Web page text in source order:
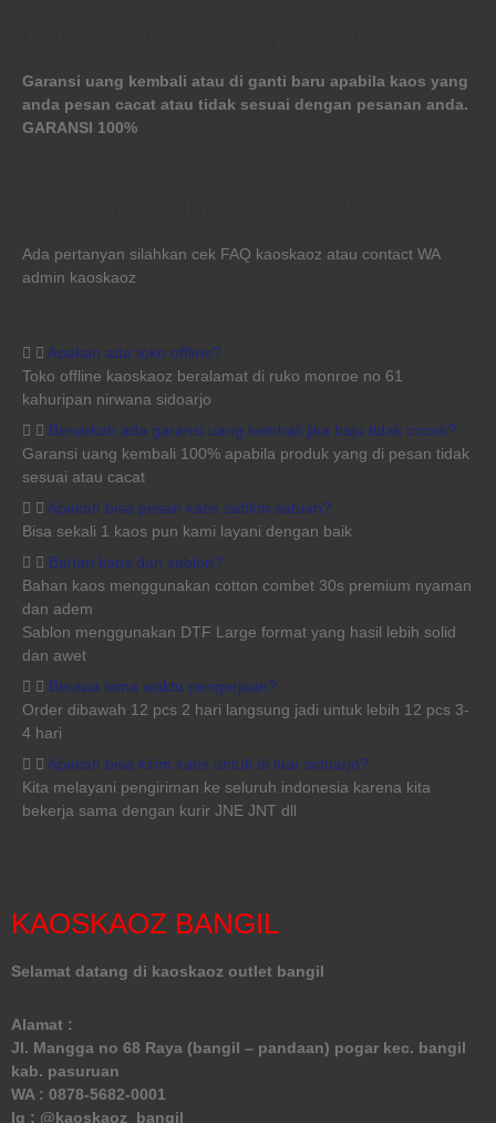
Garansi uang kembali atau di ganti baru apabila kaos yang
anda pesan cacat atau tidak sesuai dengan pesanan anda.
GARANSI 100%
Ada pertanyan silahkan cek FAQ kaoskaoz atau contact WA
admin kaoskaoz
Apakah ada toko offline?
Toko offline kaoskaoz beralamat di ruko monroe no 61
kahuripan nirwana sidoarjo
Benarkah ada garansi uang kembali jika baju tidak cocok?
Garansi uang kembali 100% apabila produk yang di pesan tidak
sesuai atau cacat
Apakah bisa pesan kaos sablon satuan?
Bisa sekali 1 kaos pun kami layani dengan baik
Bahan kaos dan sablon?
Bahan kaos menggunakan cotton combet 30s premium nyaman
dan adem
Sablon menggunakan DTF Large format yang hasil lebih solid
dan awet
Berapa lama waktu pengerjaan?
Order dibawah 12 pcs 2 hari langsung jadi untuk lebih 12 pcs 3-
4 hari
Apakah bisa kirim kaos untuk di luar sidoarjo?
Kita melayani pengiriman ke seluruh indonesia karena kita
bekerja sama dengan kurir JNE JNT dll
KAOSKAOZ BANGIL
Selamat datang di kaoskaoz outlet bangil
Alamat :
Jl. Mangga no 68 Raya (bangil – pandaan) pogar kec. bangil
kab. pasuruan
WA : 0878-5682-0001
Ig : @kaoskaoz_bangil